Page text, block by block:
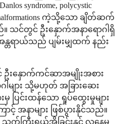
syndrome, polycystic
malformations ကဲ့သို့သော ချိတ်ဆက်
။ သင်တွင် ဦးနှောက်အနာရောဂါရှိ
တရာယ်သည် ပျမ်းမျှထက် နည်း
င် ဦးနှောက်ကင်ဆာအမျိုးအစား
များ သို့မဟုတ် အခြားဆေး
ြင်းထန်သော ရှုပ်ထွေးမှုများ
င့် အနာများ ဖြစ်ပွားနိုင်သည်။
က်ကြီးရွယ်အိုခြင်းနှင့် လူနေမှု